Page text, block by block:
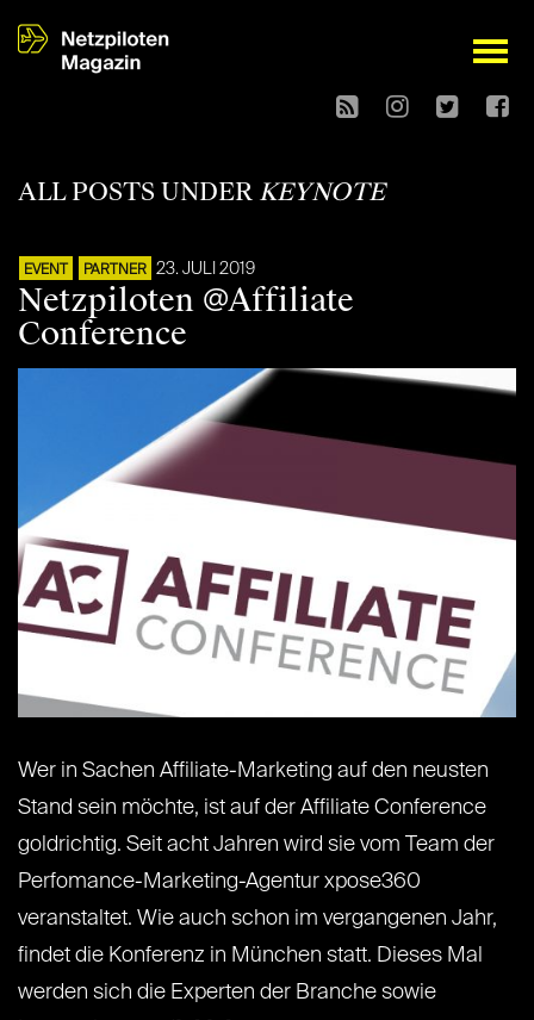
open
ALL POSTS UNDER KEYNOTE
EVENT PARTNER 23. JULI 2019
Netzpiloten @Affiliate
Conference
Wer in Sachen Affiliate-Marketing auf den neusten
Stand sein möchte, ist auf der Affiliate Conference
goldrichtig. Seit acht Jahren wird sie vom Team der
Perfomance-Marketing-Agentur xpose360
veranstaltet. Wie auch schon im vergangenen Jahr,
findet die Konferenz in München statt. Dieses Mal
werden sich die Experten der Branche sowie